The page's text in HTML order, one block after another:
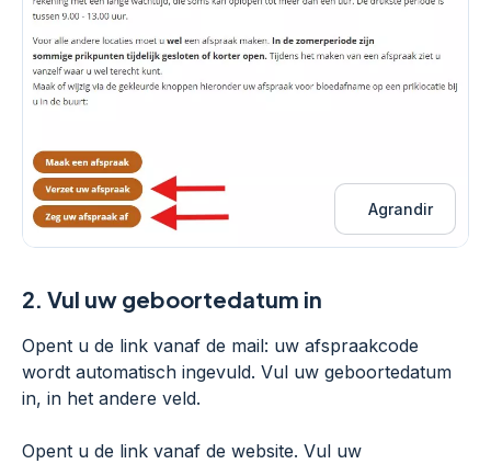
Agrandir
2. Vul uw geboortedatum in
Opent u de link vanaf de mail: uw afspraakcode
wordt automatisch ingevuld. Vul uw geboortedatum
in, in het andere veld.
Opent u de link vanaf de website. Vul uw